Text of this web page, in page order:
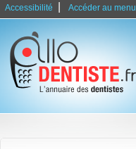
Accessibilité Accéder au menu